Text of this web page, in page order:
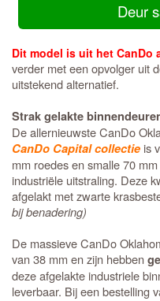
Deur
Dit model is uit het CanDo
verder met een opvolger uit
uitstekend alternatief.
Strak gelakte
De allernieuwste CanDo
CanDo Capital collectie is
mm roedes en smalle 70
industriële uitstraling. Deze
afgelakt met zwarte
bij benadering)
De massieve CanDo
van 38 mm en zijn hebben
deze afgelakte industriele
leverbaar. Bij een bestelling